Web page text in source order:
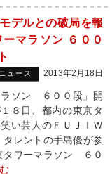
デルとの破局を報
マラソン ６００
ニュース 2013年2月18日
ソン ６００段」開
８日、都内の東京タ
い芸人のＦＵＪＩＷ
レントの手島優が参
タワーマラソン ６０